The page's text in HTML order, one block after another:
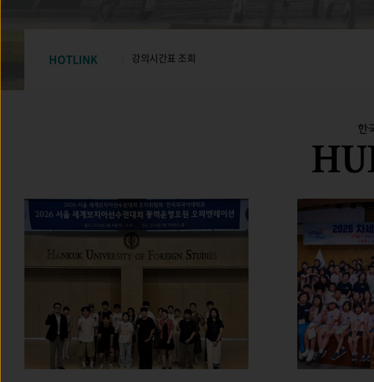
HOTLINK
강의시간표 조회
‘성희롱 등 폭력예방교육 이수 요청 및 교육
‘성희롱 등 폭력예방교육 이수 요청 및 교육 미이수시 성적열람
한